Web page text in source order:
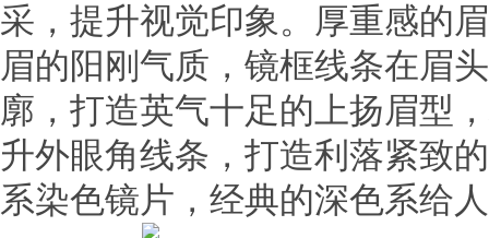
采，提升视觉印象。厚重感的
眉的阳刚气质，镜框线条在眉
廓，打造英气十足的上扬眉型
升外眼角线条，打造利落紧致
系染色镜片，经典的深色系给